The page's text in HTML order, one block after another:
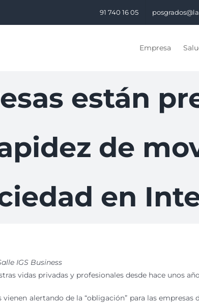
91 740 16 05
Empresa
están
de
en
IGS Business
vidas privadas y profesionales desde hace unos
alertando de la “obligación” para las